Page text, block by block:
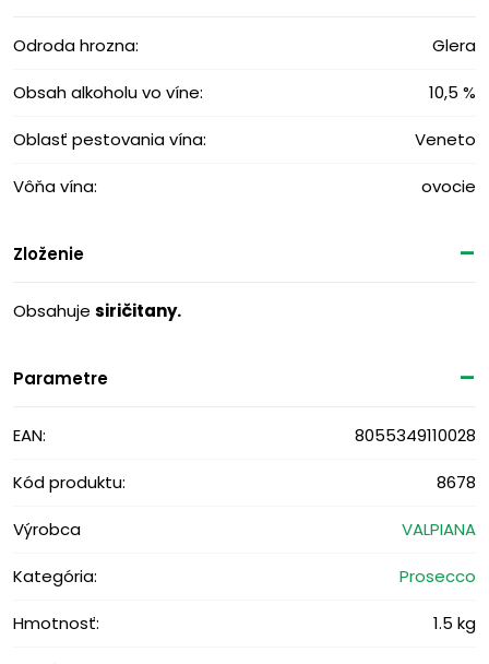
Odroda hrozna: Glera
Obsah alkoholu vo víne: 10,5 %
Oblasť pestovania vína: Veneto
Vôňa vína: ovocie
Zloženie
Obsahuje siričitany.
Parametre
EAN: 8055349110028
Kód produktu: 8678
Výrobca VALPIANA
Kategória: Prosecco
Hmotnosť: 1.5 kg